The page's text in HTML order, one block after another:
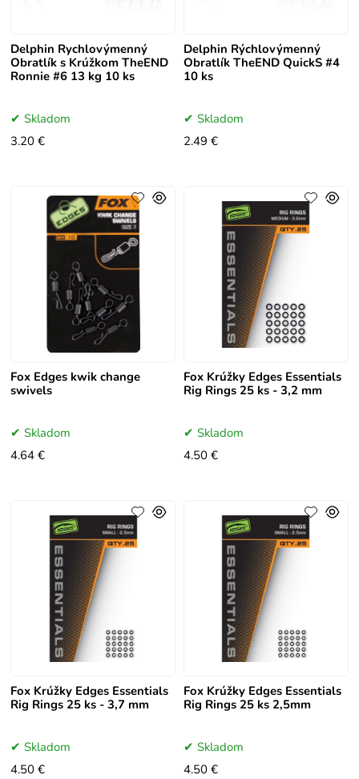
Delphin Rychlovýmenný
Obratlík s Krúžkom TheEND
Ronnie #6 13 kg 10 ks
Skladom
3.20 €
Delphin Rýchlovýmenný
Obratlík TheEND QuickS #4
10 ks
Skladom
2.49 €
Fox Edges kwik change
swivels
Skladom
4.64 €
Fox Krúžky Edges Essentials
Rig Rings 25 ks - 3,2 mm
Skladom
4.50 €
Fox Krúžky Edges Essentials
Rig Rings 25 ks - 3,7 mm
Skladom
4.50 €
Fox Krúžky Edges Essentials
Rig Rings 25 ks 2,5mm
Skladom
4.50 €